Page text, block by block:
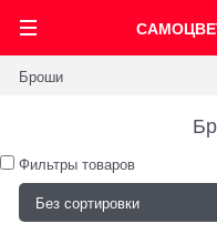
Броши
Фильтры товаров